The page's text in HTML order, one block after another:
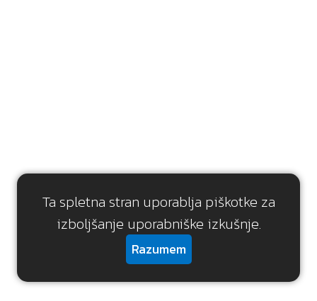
Ta spletna stran uporablja piškotke za
izboljšanje uporabniške izkušnje.
Razumem